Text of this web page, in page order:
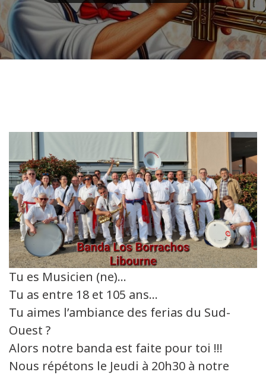
Tu es Musicien (ne)…
Tu as entre 18 et 105 ans…
Tu aimes l’ambiance des ferias du Sud-
Ouest ?
Alors notre banda est faite pour toi !!!
Nous répétons le Jeudi à 20h30 à notre